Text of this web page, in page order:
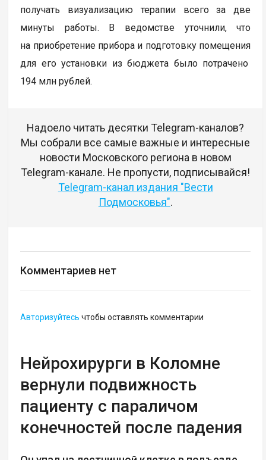
получать визуализацию терапии всего за две
минуты работы. В ведомстве уточнили, что
на приобретение прибора и подготовку помещения
для его установки из бюджета было потрачено
194 млн рублей.
Надоело читать десятки Telegram-каналов?
Мы собрали все самые важные и интересные
новости Московского региона в новом
Telegram-канале. Не пропусти, подписывайся!
Telegram-канал издания "Вести
Подмосковья".
Комментариев нет
Авторизуйтесь чтобы оставлять комментарии
Нейрохирурги в Коломне
вернули подвижность
пациенту с параличом
конечностей после падения